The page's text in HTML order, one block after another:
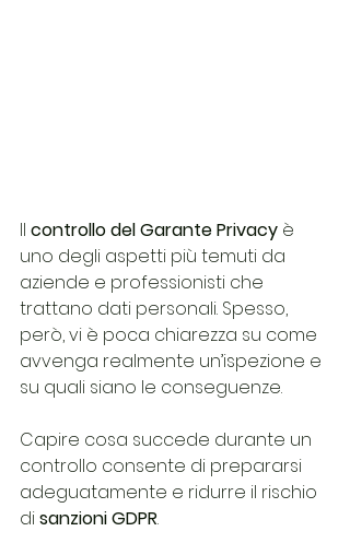
Il controllo del Garante Privacy è
uno degli aspetti più temuti da
aziende e professionisti che
trattano dati personali. Spesso,
però, vi è poca chiarezza su come
avvenga realmente un’ispezione e
su quali siano le conseguenze.
Capire cosa succede durante un
controllo consente di prepararsi
adeguatamente e ridurre il rischio
di sanzioni GDPR.